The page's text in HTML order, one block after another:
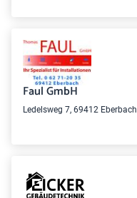
Faul GmbH
Ledelsweg 7, 69412 Eberbach